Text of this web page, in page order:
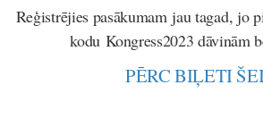
Reģistrējies pasākumam jau tagad, jo
kodu Kongress2023 dāvinām
PĒRC BIĻETI